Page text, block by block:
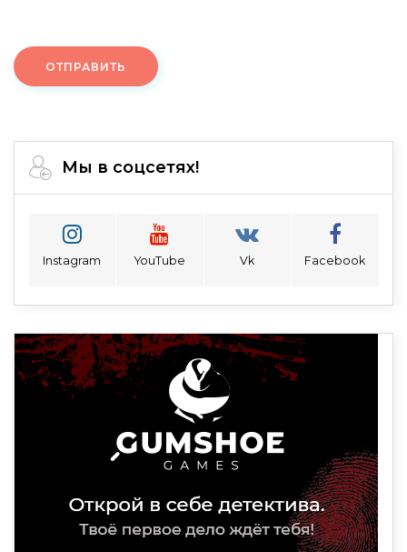
ОТПРАВИТЬ
Мы в соцсетях!
Instagram YouTube Vk Facebook